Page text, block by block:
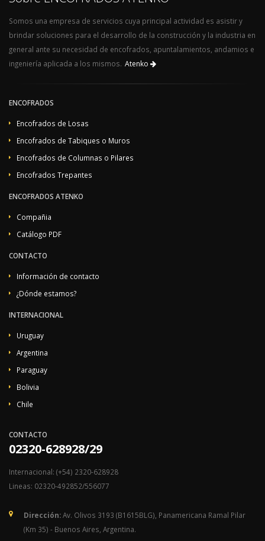
Somos una empresa de servicios cuya principal actividad es asistir y
brindar soluciones para el desarrollo de la construcción y la industria en
general ante su necesidad de encofrados, apuntalamientos, andamios e
ingeniería aplicada a los mismos. Atenko
ENCOFRADOS
Encofrados de Losas
Encofrados de Tabiques o Muros
Encofrados de Columnas o Pilares
Encofrados Trepantes
ENCOFRADOS ATENKO
Compañia
Catálogo PDF
CONTACTO
Información de contacto
¿Dónde estamos?
INTERNACIONAL
Uruguay
Argentina
Paraguay
Bolivia
Chile
CONTACTO
02320-628928/29
Internacional: (+54) 2320-628928
Lineas: 02320-492852/556077
Dirección:Av. Olivos 3193 (B1615BLG), Panamericana Ramal Pilar
(Km 35) - Buenos Aires, Argentina.